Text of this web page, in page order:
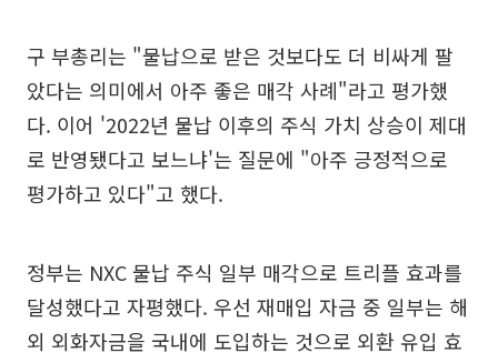
구 부총리는 "물납으로 받은 것보다도 더 비싸게 팔
았다는 의미에서 아주 좋은 매각 사례"라고 평가했
다. 이어 '2022년 물납 이후의 주식 가치 상승이 제대
로 반영됐다고 보느냐'는 질문에 "아주 긍정적으로
평가하고 있다"고 했다.
정부는 NXC 물납 주식 일부 매각으로 트리플 효과를
달성했다고 자평했다. 우선 재매입 자금 중 일부는 해
외 외화자금을 국내에 도입하는 것으로 외환 유입 효